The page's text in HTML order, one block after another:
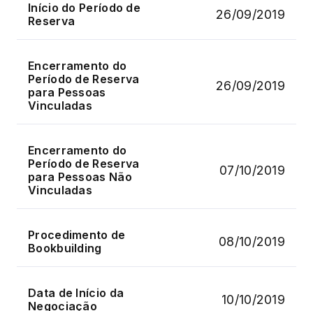
Início do Período de
Reserva
26/09/2019
Encerramento do
Período de Reserva
para Pessoas
Vinculadas
26/09/2019
Encerramento do
Período de Reserva
para Pessoas Não
Vinculadas
07/10/2019
Procedimento de
Bookbuilding
08/10/2019
Data de Início da
Negociação
10/10/2019